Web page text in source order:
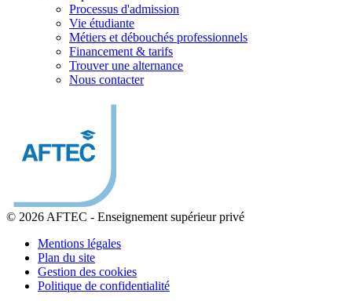
Processus d'admission
Vie étudiante
Métiers et débouchés professionnels
Financement & tarifs
Trouver une alternance
Nous contacter
© 2026 AFTEC - Enseignement supérieur privé
Mentions légales
Plan du site
Gestion des cookies
Politique de confidentialité